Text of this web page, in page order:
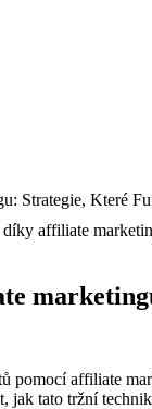
díky affiliate
pomocí affiliate
tato tržní